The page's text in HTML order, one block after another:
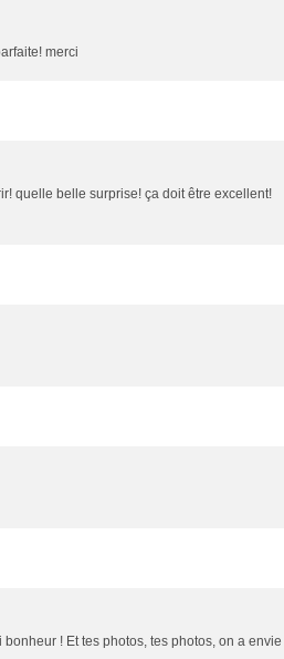
merci
quelle belle surprise! ça doit être excellent!
! Et tes photos, tes photos, on a envie